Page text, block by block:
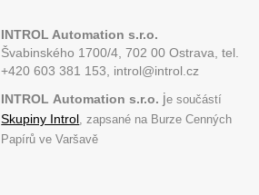
INTROL Automation s.r.o.
Švabinského 1700/4, 702 00 Ostrava,tel.
+420 603 381 153, introl@introl.cz
INTROL Automation s.r.o. je součástí
Skupiny Introl, zapsané na Burze Cenných
Papírů ve Varšavě